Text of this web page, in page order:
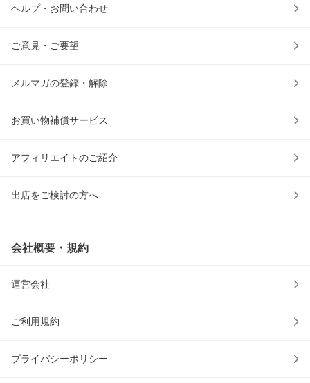
ヘルプ・お問い合わせ
ご意見・ご要望
メルマガの登録・解除
お買い物補償サービス
アフィリエイトのご紹介
出店をご検討の方へ
会社概要・規約
運営会社
ご利用規約
プライバシーポリシー